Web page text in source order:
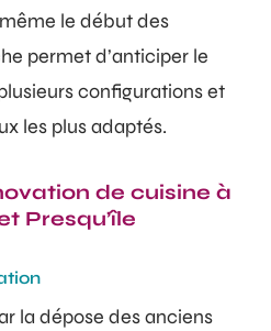
le début des
permet d’anticiper le
configurations et
les plus adaptés.
de cuisine à
Presqu’île
la dépose des anciens